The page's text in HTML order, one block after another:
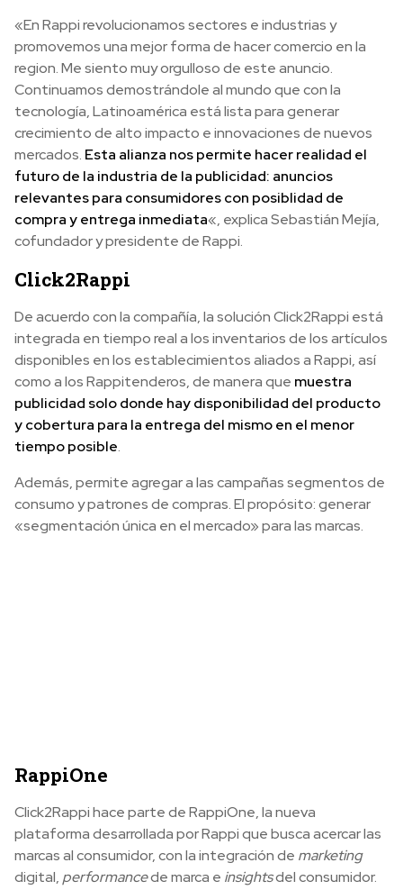
«En Rappi revolucionamos sectores e industrias y
promovemos una mejor forma de hacer comercio en la
region. Me siento muy orgulloso de este anuncio.
Continuamos demostrándole al mundo que con la
tecnología, Latinoamérica está lista para generar
crecimiento de alto impacto e innovaciones de nuevos
mercados. Esta alianza nos permite hacer realidad el
futuro de la industria de la publicidad: anuncios
relevantes para consumidores con posiblidad de
compra y entrega inmediata«, explica Sebastián Mejía,
cofundador y presidente de Rappi.
Click2Rappi
De acuerdo con la compañía, la solución Click2Rappi está
integrada en tiempo real a los inventarios de los artículos
disponibles en los establecimientos aliados a Rappi, así
como a los Rappitenderos, de manera que muestra
publicidad solo donde hay disponibilidad del producto
y cobertura para la entrega del mismo en el menor
tiempo posible.
Además, permite agregar a las campañas segmentos de
consumo y patrones de compras. El propósito: generar
«segmentación única en el mercado» para las marcas.
RappiOne
Click2Rappi hace parte de RappiOne, la nueva
plataforma desarrollada por Rappi que busca acercar las
marcas al consumidor, con la integración de marketing
digital, performancede marca e insightsdel consumidor.